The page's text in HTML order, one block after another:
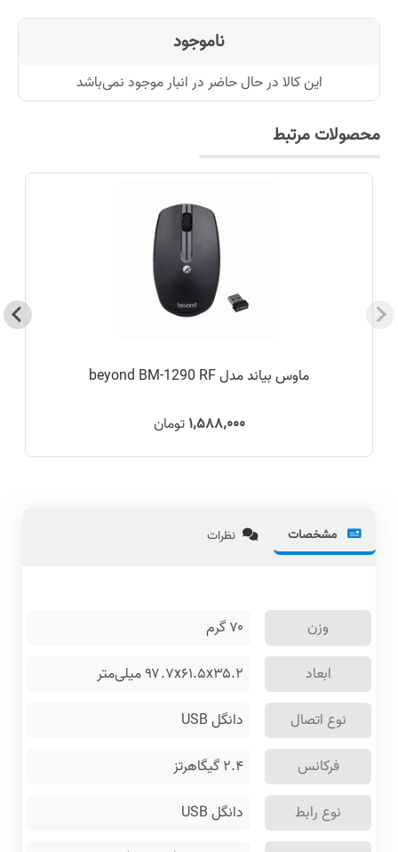
ناموجود
این کالا در حال حاضر در انبار موجود نمی‌باشد
محصولات مرتبط
ماوس بیاند مدل beyond BM-1290 RF
۱٬۵۸۸٬۰۰۰ تومان
مشخصات نظرات
وزن ۷۰گرم
ابعاد
۹۷.۷x۶۱.۵x۳۵.۲ میلی‌متر
نوع اتصال
دانگل USB
فرکانس
۲.۴ گیگاهرتز
نوع رابط
دانگل USB